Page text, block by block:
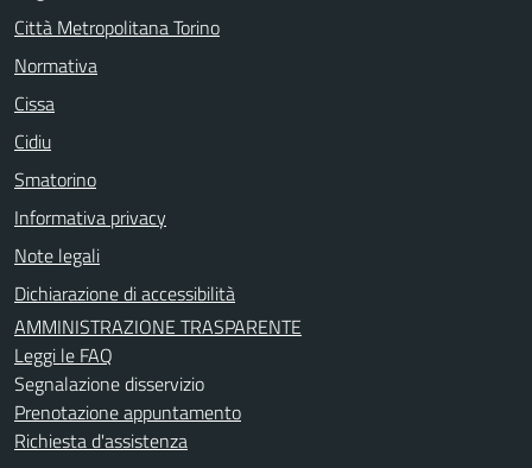
Città Metropolitana Torino
Normativa
Cissa
Cidiu
Smatorino
Informativa privacy
Note legali
Dichiarazione di accessibilità
AMMINISTRAZIONE TRASPARENTE
Leggi le FAQ
Segnalazione disservizio
Prenotazione appuntamento
Richiesta d'assistenza